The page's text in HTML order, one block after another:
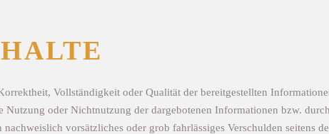
Vollständigkeit oder Qualität der bereitgestellten
oder Nichtnutzung der dargebotenen Informationen bzw.
vorsätzliches oder grob fahrlässiges Verschulden seitens